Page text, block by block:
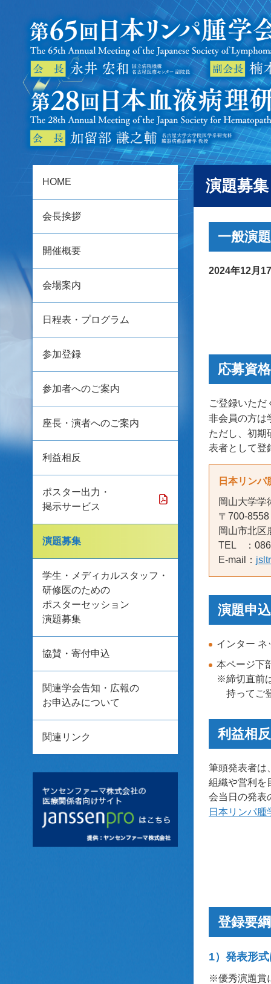
HOME
会長挨拶
開催概要
会場案内
日程表・プログラム
参加登録
参加者へのご案内
座長・演者へのご案内
利益相反
ポスター出力・
掲示サービス
演題募集
学生・メディカルスタッフ・
研修医のための
ポスターセッション
演題募集
協賛・寄付申込
関連学会告知・広報の
お申込みについて
関連リンク
演題募集
一般演
2024年12月
応募資格
ご登録いただ
非会員の方は
ただし、初期
表者として登
日本リン
岡山大学
〒700-8558
岡山市北
TEL ：
E-mail：
演題申
インター ネ
本ページ下
※締切直前
持ってご
利益相
筆頭発表者は
組織や営利を
会当日の発表
日本リンパ
登録要綱
1）発表形
※優秀演題賞